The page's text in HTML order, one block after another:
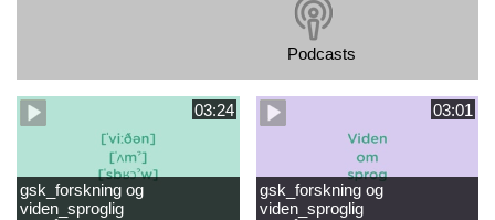
Podcasts
03:24
gsk_forskning og
viden_sproglig
03:01
gsk_forskning og
viden_sproglig